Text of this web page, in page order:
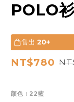
POLO
售出 20+
NT$780
顏色 : 22藍